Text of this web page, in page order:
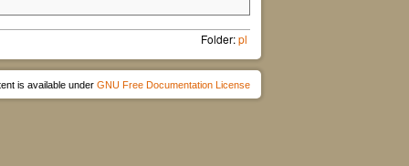
Folder:pl
is available under GNU Free Documentation License